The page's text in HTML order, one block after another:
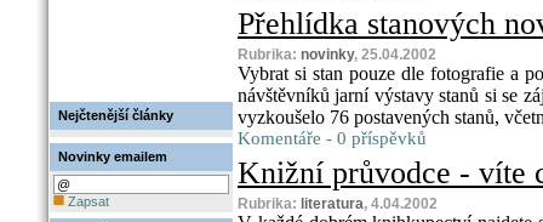
Nejčtenější články
Novinky emailem
Zapsat
Přehlídka stanových
Rubrika: novinky, 25.04.2002
Vybrat si stan pouze dle fotografie a
návštěvníků jarní výstavy stanů si se
vyzkoušelo 76 postavených stanů,
Komentáře - 0 příspěvků
Knižní průvodce - víte
Rubrika: literatura, 4.04.2002